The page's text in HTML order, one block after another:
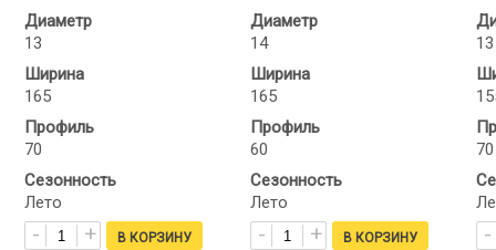
Диаметр
13
Ширина
165
Профиль
70
Сезонность
Лето
Диаметр
14
Ширина
165
Профиль
60
Сезонность
Лето
13
70